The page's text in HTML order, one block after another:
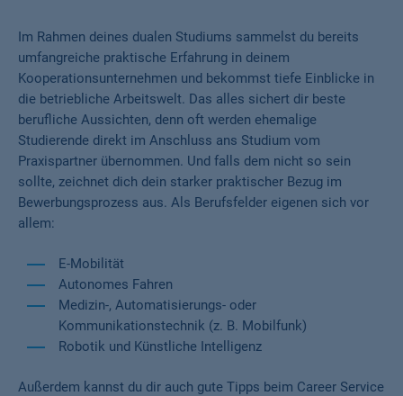
Im Rahmen deines dualen Studiums sammelst du bereits
umfangreiche praktische Erfahrung in deinem
Kooperationsunternehmen und bekommst tiefe Einblicke in
die betriebliche Arbeitswelt. Das alles sichert dir beste
berufliche Aussichten, denn oft werden ehemalige
Studierende direkt im Anschluss ans Studium vom
Praxispartner übernommen. Und falls dem nicht so sein
sollte, zeichnet dich dein starker praktischer Bezug im
Bewerbungsprozess aus. Als Berufsfelder eigenen sich vor
allem:
E-Mobilität
Autonomes Fahren
Medizin-, Automatisierungs- oder
Kommunikationstechnik (z. B. Mobilfunk)
Robotik und Künstliche Intelligenz
Außerdem kannst du dir auch gute Tipps beim Career Service